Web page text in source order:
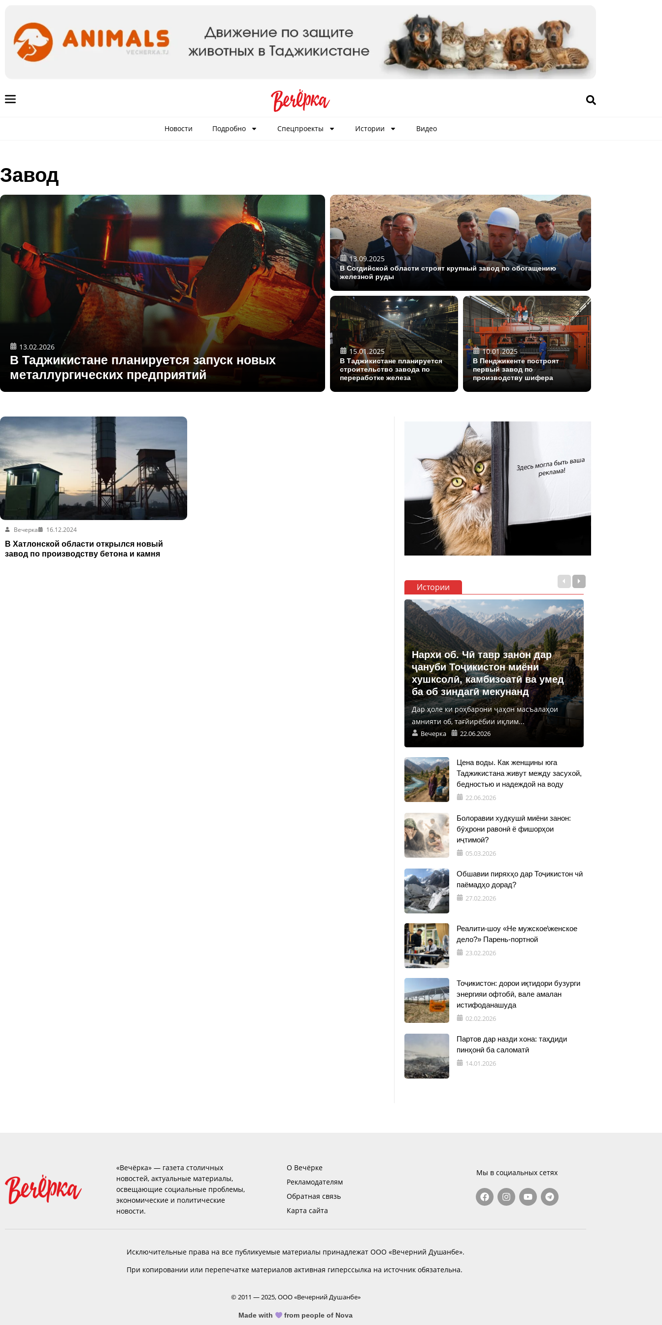
Новости Подробно Спецпроекты Истории Видео
Завод
13.02.2026
В Таджикистане планируется запуск новых
металлургических предприятий
13.09.2025
В Согдийской области строят крупный завод по обогащению
железной руды
15.01.2025
В Таджикистане планируется
строительство завода по
переработке железа
10.01.2025
В Пенджикенте построят
первый завод по
производству шифера
Вечерка
16.12.2024
В Хатлонской области открылся новый
завод по производству бетона и камня
Истории
Нархи об. Чӣ тавр занон дар
ҷануби Тоҷикистон миёни
хушксолӣ, камбизоатӣ ва умед
ба об зиндагӣ мекунанд
Дар ҳоле ки роҳбарони ҷаҳон масъалаҳои
амнияти об, тағйирёбии иқлим...
Вечерка 22.06.2026
Цена воды. Как женщины юга
Таджикистана живут между засухой,
бедностью и надеждой на воду
22.06.2026
Болоравии худкушӣ миёни занон:
бӯҳрони равонӣ ё фишорҳои
иҷтимоӣ?
05.03.2026
Обшавии пиряхҳо дар Тоҷикистон чӣ
паёмадҳо дорад?
27.02.2026
Реалити-шоу «Не мужское\женское
дело?» Парень-портной
23.02.2026
Тоҷикистон: дорои иқтидори бузурги
энергияи офтобӣ, вале амалан
истифоданашуда
02.02.2026
Партов дар назди хона: таҳдиди
пинҳонӣ ба саломатӣ
14.01.2026
«Вечёрка» — газета столичных
новостей, актуальные материалы,
освещающие социальные проблемы,
экономические и политические
новости.
О Вечёрке
Рекламодателям
Обратная связь
Карта сайта
Мы в социальных сетях
Исключительные права на все публикуемые материалы принадлежат ООО «Вечерний Душанбе».
При копировании или перепечатке материалов активная гиперссылка на источник обязательна.
© 2011 — 2025, ООО «Вечерний Душанбе»
Made with from people of Nova